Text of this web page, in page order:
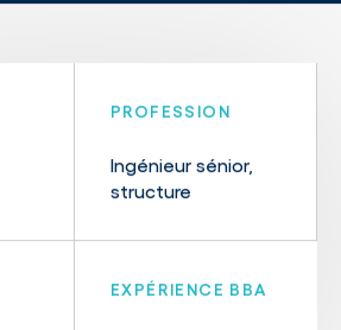
PROFESSION
Ingénieur sénior,
structure
EXPÉRIENCE BBA